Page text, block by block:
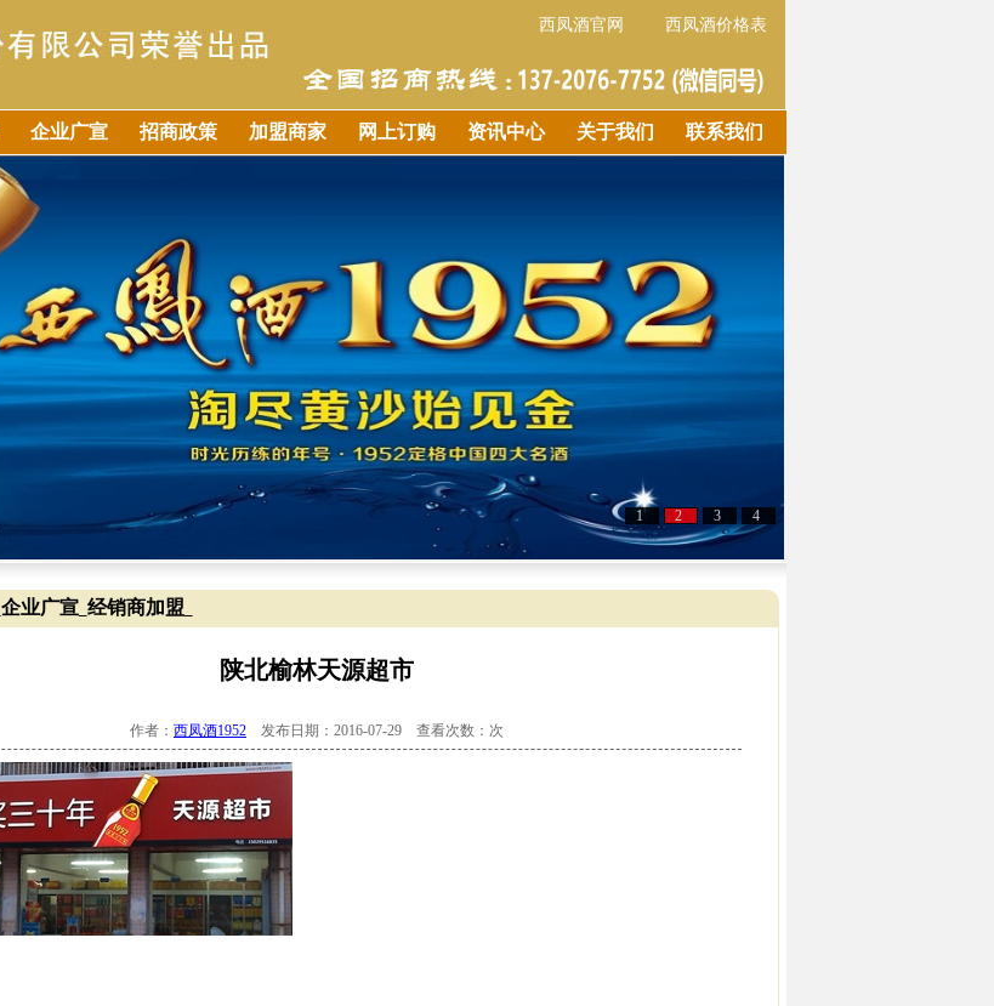
西凤酒官网 西凤酒价格表
企业广宣 招商政策 加盟商家 网上订购 资讯中心 关于我们 联系我们
1 2 3 4
企业广宣 经销商加盟
陕北榆林天源超市
作者： 西凤酒1952 发布日期：2016-07-29 查看次数： 次